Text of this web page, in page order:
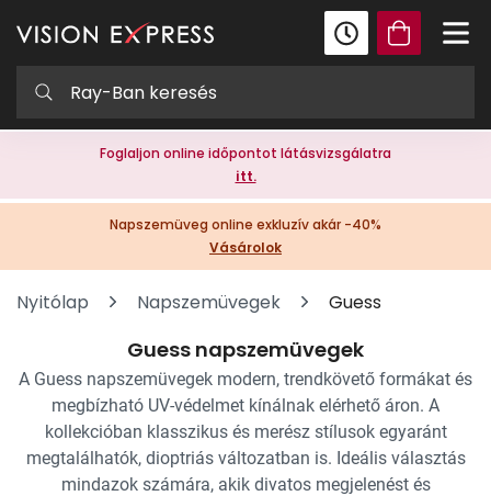
Foglaljon online időpontot látásvizsgálatra
itt.
Napszemüveg online exkluzív akár -40%
Vásárolok
Nyitólap Napszemüvegek Guess
Guess napszemüvegek
A Guess napszemüvegek modern, trendkövető formákat és
megbízható UV-védelmet kínálnak elérhető áron. A
kollekcióban klasszikus és merész stílusok egyaránt
megtalálhatók, dioptriás változatban is. Ideális választás
mindazok számára, akik divatos megjelenést és